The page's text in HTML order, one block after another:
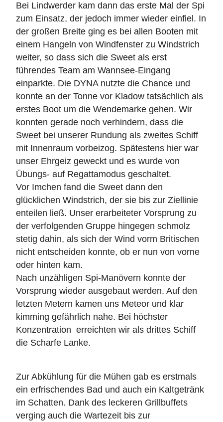
Bei Lindwerder kam dann das erste Mal der Spi
zum Einsatz, der jedoch immer wieder einfiel. In
der großen Breite ging es bei allen Booten mit
einem Hangeln von Windfenster zu Windstrich
weiter, so dass sich die Sweet als erst
führendes Team am Wannsee-Eingang
einparkte. Die DYNA nutzte die Chance und
konnte an der Tonne vor Kladow tatsächlich als
erstes Boot um die Wendemarke gehen. Wir
konnten gerade noch verhindern, dass die
Sweet bei unserer Rundung als zweites Schiff
mit Innenraum vorbeizog. Spätestens hier war
unser Ehrgeiz geweckt und es wurde von
Übungs- auf Regattamodus geschaltet.
Vor Imchen fand die Sweet dann den
glücklichen Windstrich, der sie bis zur Ziellinie
enteilen ließ. Unser erarbeiteter Vorsprung zu
der verfolgenden Gruppe hingegen schmolz
stetig dahin, als sich der Wind vorm Britischen
nicht entscheiden konnte, ob er nun von vorne
oder hinten kam.
Nach unzähligen Spi-Manövern konnte der
Vorsprung wieder ausgebaut werden. Auf den
letzten Metern kamen uns Meteor und klar
kimming gefährlich nahe. Bei höchster
Konzentration erreichten wir als drittes Schiff
die Scharfe Lanke.
Zur Abkühlung für die Mühen gab es erstmals
ein erfrischendes Bad und auch ein Kaltgetränk
im Schatten. Dank des leckeren Grillbuffets
verging auch die Wartezeit bis zur